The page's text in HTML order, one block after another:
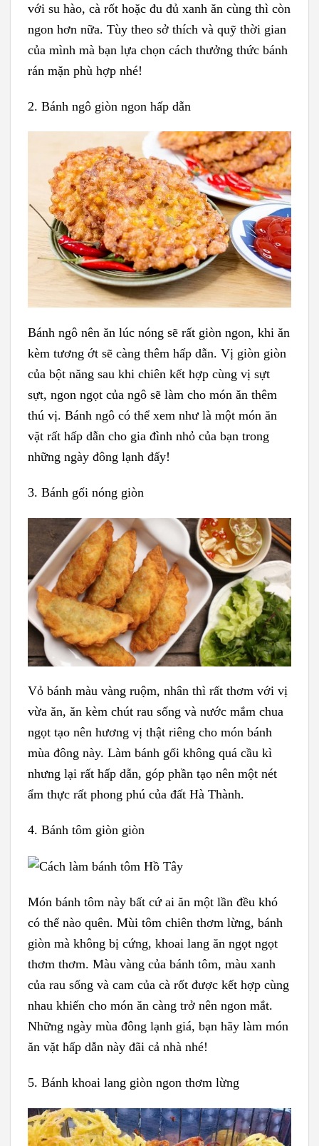
với su hào, cà rốt hoặc đu đủ xanh ăn cùng thì còn
ngon hơn nữa. Tùy theo sở thích và quỹ thời gian
của mình mà bạn lựa chọn cách thưởng thức bánh
rán mặn phù hợp nhé!
2. Bánh ngô giòn ngon hấp dẫn
Bánh ngô nên ăn lúc nóng sẽ rất giòn ngon, khi ăn
kèm tương ớt sẽ càng thêm hấp dẫn. Vị giòn giòn
của bột năng sau khi chiên kết hợp cùng vị sựt
sựt, ngon ngọt của ngô sẽ làm cho món ăn thêm
thú vị. Bánh ngô có thể xem như là một món ăn
vặt rất hấp dẫn cho gia đình nhỏ của bạn trong
những ngày đông lạnh đấy!
3. Bánh gối nóng giòn
Vỏ bánh màu vàng ruộm, nhân thì rất thơm với vị
vừa ăn, ăn kèm chút rau sống và nước mắm chua
ngọt tạo nên hương vị thật riêng cho món bánh
mùa đông này. Làm bánh gối không quá cầu kì
nhưng lại rất hấp dẫn, góp phần tạo nên một nét
ẩm thực rất phong phú của đất Hà Thành.
4. Bánh tôm giòn giòn
Món bánh tôm này bất cứ ai ăn một lần đều khó
có thể nào quên. Mùi tôm chiên thơm lừng, bánh
giòn mà không bị cứng, khoai lang ăn ngọt ngọt
thơm thơm. Màu vàng của bánh tôm, màu xanh
của rau sống và cam của cà rốt được kết hợp cùng
nhau khiến cho món ăn càng trở nên ngon mắt.
Những ngày mùa đông lạnh giá, bạn hãy làm món
ăn vặt hấp dẫn này đãi cả nhà nhé!
5. Bánh khoai lang giòn ngon thơm lừng